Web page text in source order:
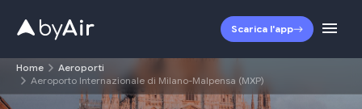
Scarica l'app
Home
Aeroporti
Aeroporto Internazionale di Milano-Malpensa (MXP)